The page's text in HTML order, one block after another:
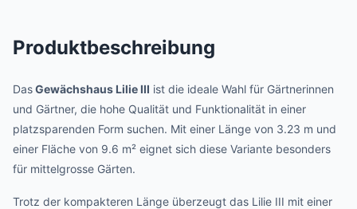
Produktbeschreibung
DasGewächshaus Lilie III ist die ideale Wahl für Gärtnerinnen
und Gärtner, die hohe Qualität und Funktionalität in einer
platzsparenden Form suchen. Mit einer Länge von 3.23 m und
einer Fläche von 9.6 m² eignet sich diese Variante besonders
für mittelgrosse Gärten.
Trotz der kompakteren Länge überzeugt das Lilie III mit einer